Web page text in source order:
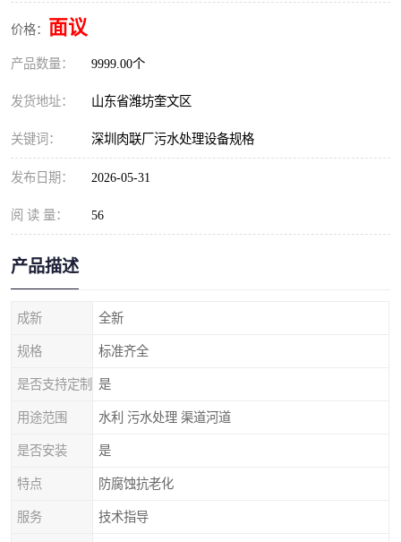
价格： 面议
产品数量： 9999.00个
发货地址： 山东省潍坊奎文区
关键词： 深圳肉联厂污水处理设备规格
发布日期： 2026-05-31
阅 读 量： 56
产品描述
成新 全新
规格 标准齐全
是否支持定制 是
用途范围 水利 污水处理 渠道河道
是否安装 是
特点 防腐蚀抗老化
服务 技术指导